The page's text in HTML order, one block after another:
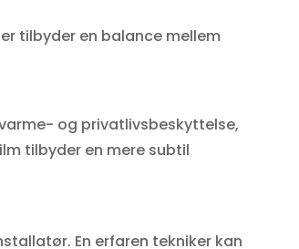
tilbyder en balance mellem
og privatlivsbeskyttelse,
tilbyder en mere subtil
En erfaren tekniker kan